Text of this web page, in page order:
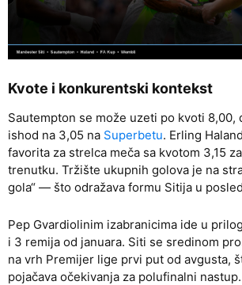
Kvote i konkurentski kontekst
Sautempton se može uzeti po kvoti 8,00,
ishod na 3,05 na Superbetu. Erling
favorita za strelca meča sa kvotom 3,15
trenutku. Tržište ukupnih golova je na
gola“ — što odražava formu Sitija u
Pep Gvardiolinim izabranicima ide u
i 3 remija od januara. Siti se sredinom
na vrh Premijer lige prvi put od avgusta,
pojačava očekivanja za polufinalni